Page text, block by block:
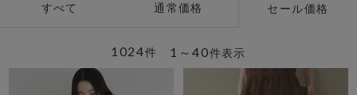
すべて 通常価格 セール価格
1～40件表示
1024件